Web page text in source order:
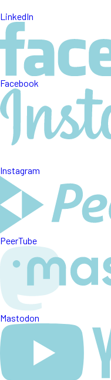
LinkedIn
Facebook
Instagram
PeerTube
Mastodon